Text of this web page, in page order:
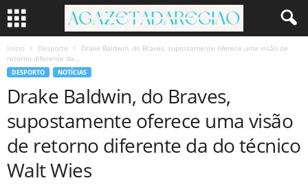
Início Desporto
Drake Baldwin, do Braves, supostamente oferece uma visão de
retorno diferente da...
DESPORTO NOTÍCIAS
Drake Baldwin, do Braves,
supostamente oferece uma visão
de retorno diferente da do técnico
Walt Wies